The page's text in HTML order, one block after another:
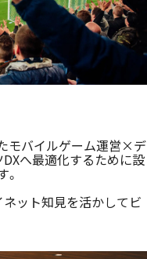
モバイルゲーム運営×デ
へ最適化するために設
ット知見を活かしてビ